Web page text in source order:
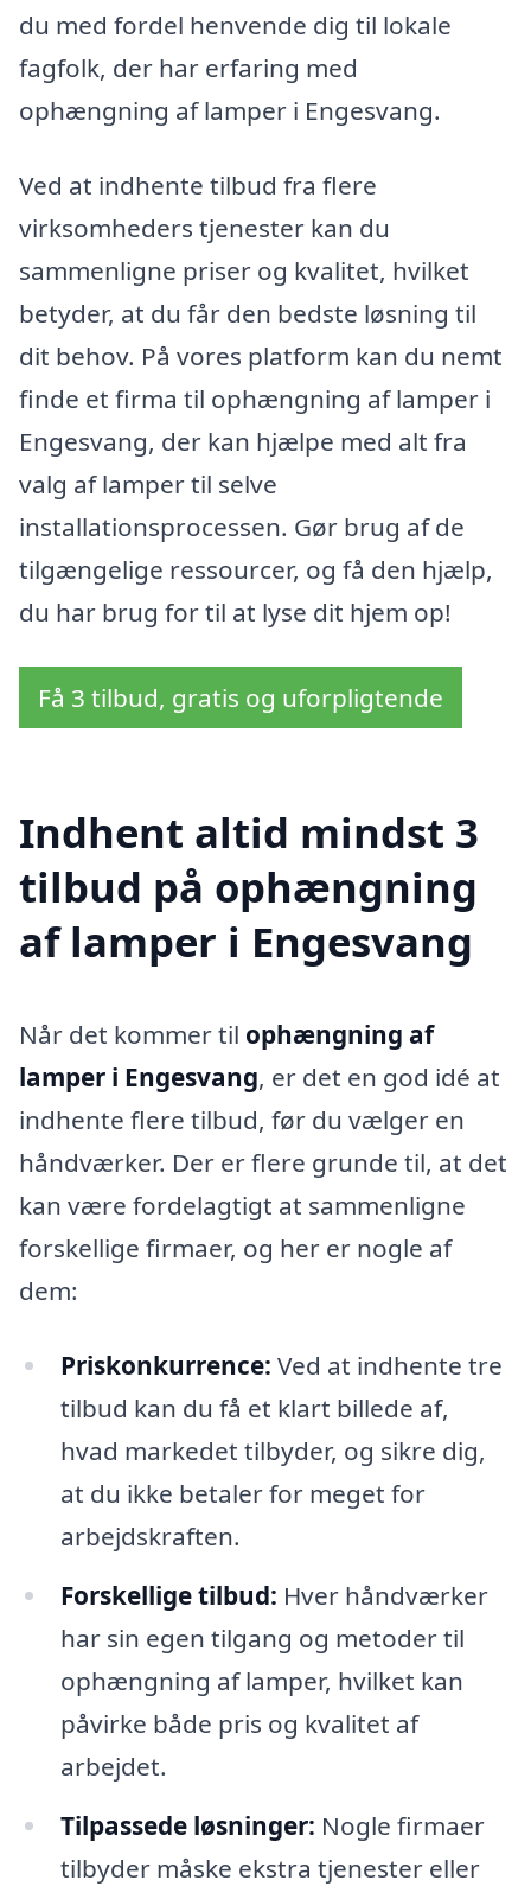
du med fordel henvende dig til lokale
fagfolk, der har erfaring med
ophængning af lamper i Engesvang.
Ved at indhente tilbud fra flere
virksomheders tjenester kan du
sammenligne priser og kvalitet, hvilket
betyder, at du får den bedste løsning til
dit behov. På vores platform kan du nemt
finde et firma til ophængning af lamper i
Engesvang, der kan hjælpe med alt fra
valg af lamper til selve
installationsprocessen. Gør brug af de
tilgængelige ressourcer, og få den hjælp,
du har brug for til at lyse dit hjem op!
Få 3 tilbud, gratis og uforpligtende
Indhent altid mindst 3
tilbud på ophængning
af lamper i Engesvang
Når det kommer til ophængning af
lamper i Engesvang, er det en god idé at
indhente flere tilbud, før du vælger en
håndværker. Der er flere grunde til, at det
kan være fordelagtigt at sammenligne
forskellige firmaer, og her er nogle af
dem:
Priskonkurrence: Ved at indhente tre
tilbud kan du få et klart billede af,
hvad markedet tilbyder, og sikre dig,
at du ikke betaler for meget for
arbejdskraften.
Forskellige tilbud: Hver håndværker
har sin egen tilgang og metoder til
ophængning af lamper, hvilket kan
påvirke både pris og kvalitet af
arbejdet.
Tilpassede løsninger: Nogle firmaer
tilbyder måske ekstra tjenester eller